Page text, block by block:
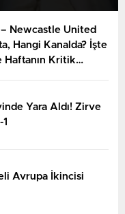
Newcastle United
Hangi Kanalda? İşte
Haftanın Kritik
Yara Aldı! Zirve
Avrupa İkincisi